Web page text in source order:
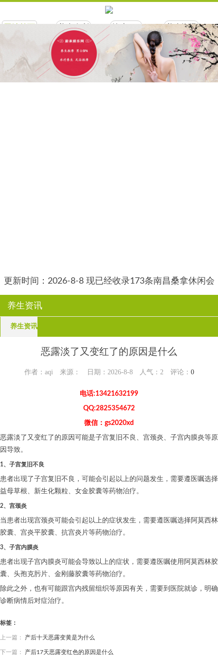
养生会所
养生资讯
网站合作
更新时间：2026-8-8 现已经收录173条南昌桑拿休闲会
养生资讯
养生资讯
恶露淡了又变红了的原因是什么
作者：aqi 来源： 日期：2026-8-8 人气： 2 评论： 0
电话:13421632199
QQ:2825354672
微信：gs2020xd
恶露淡了又变红了的原因可能是子宫复旧不良、宫颈炎、子宫内膜炎等原
因导致。
1、子宫复旧不良
患者出现了子宫复旧不良，可能会引起以上的问题发生，需要遵医嘱选择
益母草根、新生化颗粒、女金胶囊等药物治疗。
2、宫颈炎
当患者出现宫颈炎可能会引起以上的症状发生，需要遵医嘱选择阿莫西林
胶囊、宫炎平胶囊、抗宫炎片等药物治疗。
3、子宫内膜炎
患者出现子宫内膜炎可能会导致以上的症状，需要遵医嘱使用阿莫西林胶
囊、头孢克肟片、金刚藤胶囊等药物治疗。
除此之外，也有可能跟宫内残留组织等原因有关，需要到医院就诊，明确
诊断病情后对症治疗。
标签：
上一篇： 产后十天恶露变黄是为什么
下一篇： 产后17天恶露变红色的原因是什么